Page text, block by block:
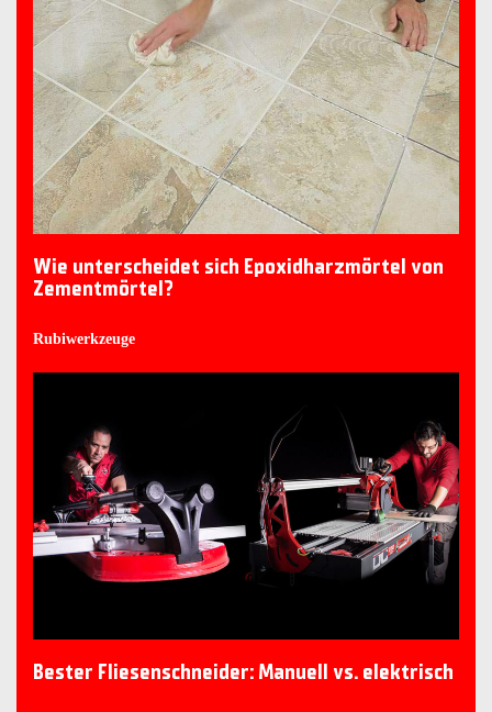
Wie unterscheidet sich Epoxidharzmörtel von
Zementmörtel?
Rubiwerkzeuge
Bester Fliesenschneider: Manuell vs. elektrisch